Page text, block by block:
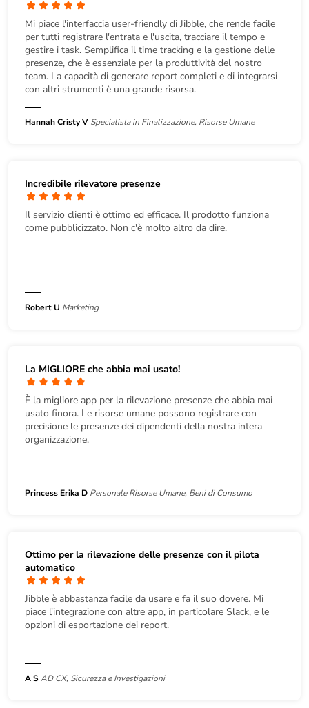
Mi piace l'interfaccia user-friendly di Jibble, che rende facile
per tutti registrare l'entrata e l'uscita, tracciare il tempo e
gestire i task. Semplifica il time tracking e la gestione delle
presenze, che è essenziale per la produttività del nostro
team. La capacità di generare report completi e di integrarsi
con altri strumenti è una grande risorsa.
Hannah Cristy V Specialista in Finalizzazione, Risorse Umane
Incredibile rilevatore presenze
Il servizio clienti è ottimo ed efficace. Il prodotto funziona
come pubblicizzato. Non c'è molto altro da dire.
Robert U Marketing
La MIGLIORE che abbia mai usato!
È la migliore app per la rilevazione presenze che abbia mai
usato finora. Le risorse umane possono registrare con
precisione le presenze dei dipendenti della nostra intera
organizzazione.
Princess Erika D Personale Risorse Umane, Beni di Consumo
Ottimo per la rilevazione delle presenze con il pilota
automatico
Jibble è abbastanza facile da usare e fa il suo dovere. Mi
piace l'integrazione con altre app, in particolare Slack, e le
opzioni di esportazione dei report.
A SAD CX, Sicurezza e Investigazioni